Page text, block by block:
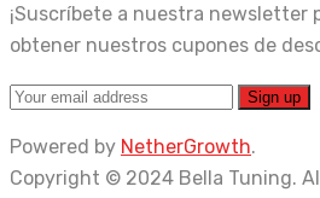
¡Suscríbete a nuestra newsletter
obtener nuestros cupones de
Powered by NetherGrowth.
Copyright © 2024 Bella Tuning.